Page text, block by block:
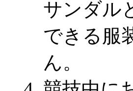
サンダル
できる服
ん。